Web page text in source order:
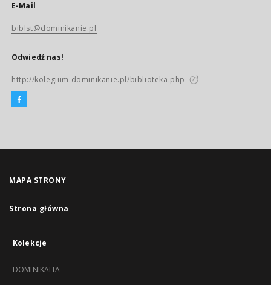
E-Mail
biblst@dominikanie.pl
Odwiedź nas!
http://kolegium.dominikanie.pl/biblioteka.php
MAPA STRONY
Strona główna
Kolekcje
DOMINIKALIA